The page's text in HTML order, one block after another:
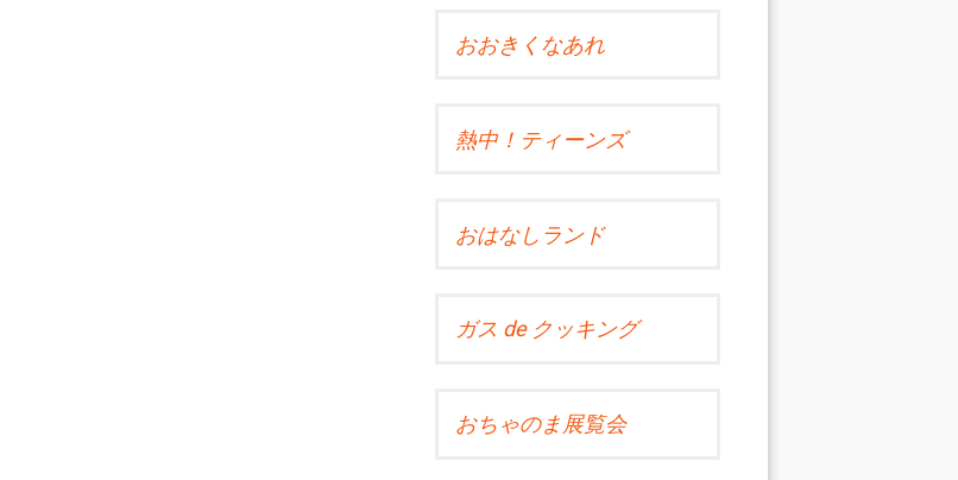
おおきくなあれ
熱中！ティーンズ
おはなしランド
ガス de クッキング
おちゃのま展覧会